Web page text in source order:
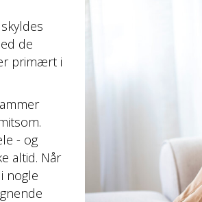
de
primært i
- og
altid. Når
nogle